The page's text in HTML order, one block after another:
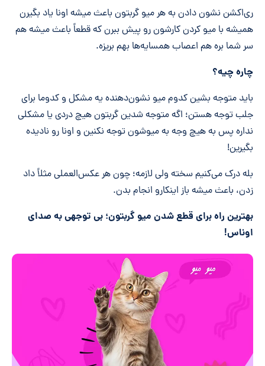
ری‌اکشن نشون دادن به هر میو گربتون باعث میشه اونا یاد بگیرن
همیشه با میو کردن کارشون رو پیش ببرن که قطعاً باعث میشه هم
سر شما بره هم اعصاب همسایه‌ها بهم بریزه.
چاره چیه؟
باید متوجه بشین کدوم میو نشون‌دهنده یه مشکل و کدوما برای
جلب توجه هستن؛ اگه متوجه شدین گربتون هیچ دردی یا مشکلی
نداره پس به هیچ وجه به میوشون توجه نکنین و اونا رو نادیده
بگیرین!
بله درک می‌کنیم سخته ولی لازمه؛ چون هر عکس‌العملی مثلاً داد
زدن، باعث میشه باز اینکارو انجام بدن.
بهترین راه برای قطع شدن میو گربتون؛ بی توجهی به صدای
اوناس!